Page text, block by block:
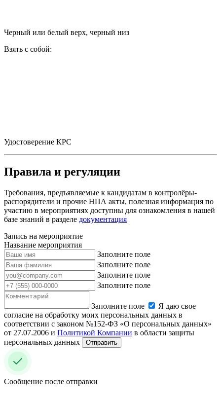
Черный или белый верх, черный низ
Взять с собой:
Удостоверение КРС
Правила и регуляции
Требования, предъявляемые к кандидатам в контролёры-
распорядители и прочие НПА акты, полезная информация по
участию в мероприятиях доступны для ознакомления в нашей
базе знаний в разделе документация
Запись на мероприятие
Название мероприятия
Заполните поле
Заполните поле
Заполните поле
Заполните поле
Заполните поле
Я даю свое
согласие на обработку моих персональных данных в
соответствии с законом №152-ФЗ «О персональных данных»
от 27.07.2006 и Политикой Компании в области защиты
персональных данных
Отправить
Сообщение после отправки